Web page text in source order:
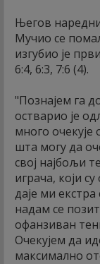
Његов
Мучио се
изгубио је
6:4, 6:3, 7:6 (4).
"Познајем га
остварио је
много очекује
шта могу да
свој најбољи
играча, који
даје ми
надам се
офанзиван
Очекујем да
максимално